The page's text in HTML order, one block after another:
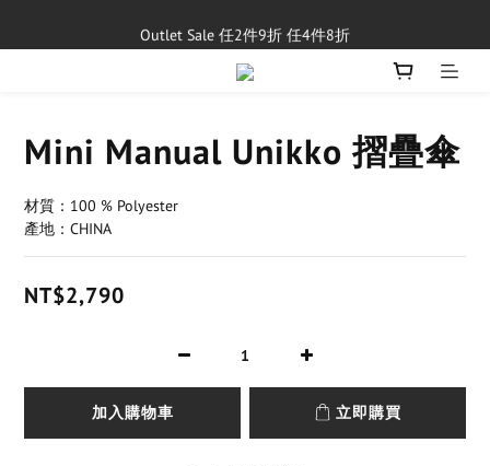
單筆消費滿$5,000享免運費
Outlet Sale 任2件9折 任4件8折
8/1~8/31，新品與經典商品滿額$10,000 現折$500
Mini Manual Unikko 摺疊傘
材質：100 % Polyester
產地：CHINA
NT$2,790
加入購物車 立即購買